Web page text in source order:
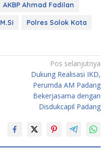
AKBP Ahmad Fadilan
M.Si
Polres Solok Kota
Pos selanjutnya
Dukung Realisasi IKD,
Perumda AM Padang
Bekerjasama dengan
Disdukcapil Padang